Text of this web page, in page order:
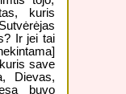
kuris
Ir jei tai
save
Dievas,
buvo